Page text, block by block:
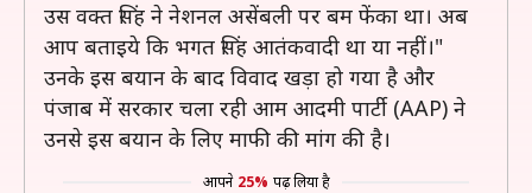
उस वक्त सिंह ने नेशनल असेंबली पर बम फेंका था। अब
आप बताइये कि भगत सिंह आतंकवादी था या नहीं।"
उनके इस बयान के बाद विवाद खड़ा हो गया है और
पंजाब में सरकार चला रही आम आदमी पार्टी (AAP) ने
उनसे इस बयान के लिए माफी की मांग की है।
आपने 25% पढ़ लिया है